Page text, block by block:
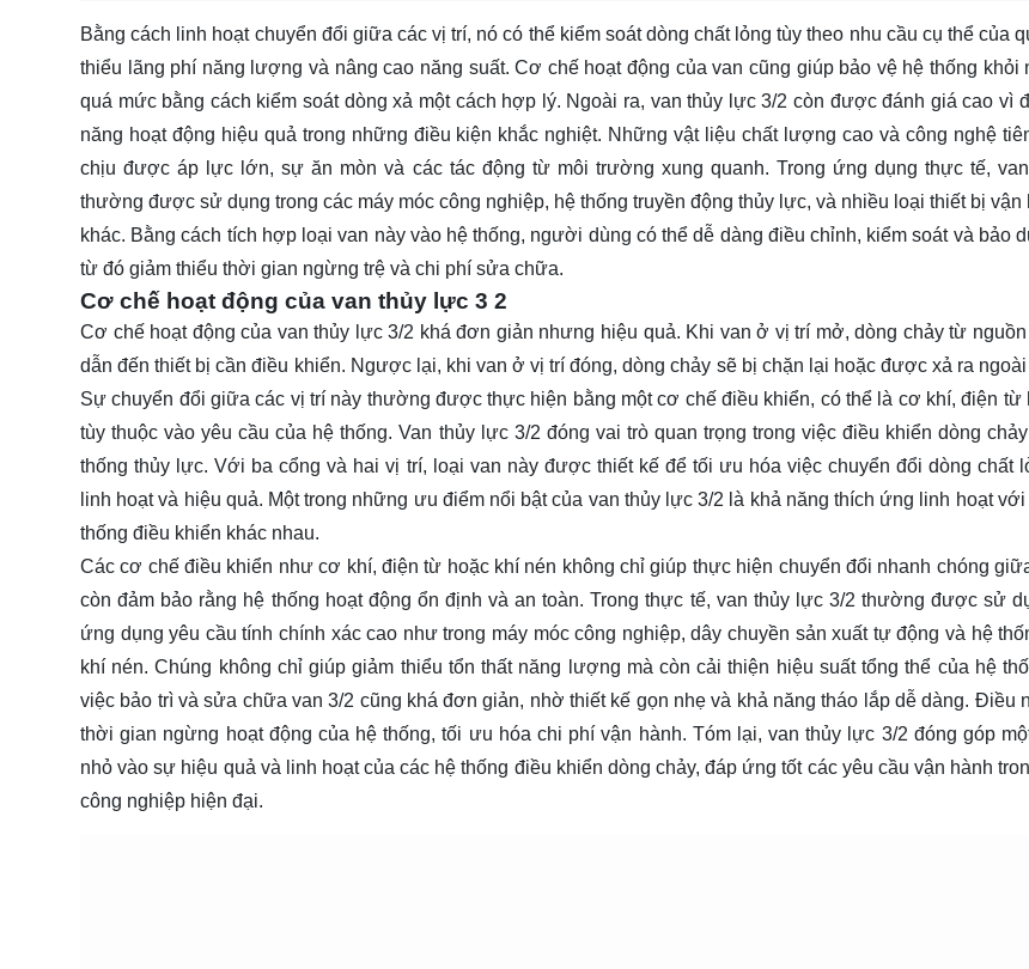
Bằng cách linh hoạt chuyển đổi giữa các vị trí, nó có thể kiểm soát dòng chất lỏng tùy theo nhu cầu cụ thể của
thiểu lãng phí năng lượng và nâng cao năng suất. Cơ chế hoạt động của van cũng giúp bảo vệ hệ thống khỏi
quá mức bằng cách kiểm soát dòng xả một cách hợp lý. Ngoài ra, van thủy lực 3/2 còn được đánh giá cao vì
năng hoạt động hiệu quả trong những điều kiện khắc nghiệt. Những vật liệu chất lượng cao và công nghệ
chịu được áp lực lớn, sự ăn mòn và các tác động từ môi trường xung quanh. Trong ứng dụng thực tế,
thường được sử dụng trong các máy móc công nghiệp, hệ thống truyền động thủy lực, và nhiều loại thiết bị vận
khác. Bằng cách tích hợp loại van này vào hệ thống, người dùng có thể dễ dàng điều chỉnh, kiểm soát và bảo
từ đó giảm thiểu thời gian ngừng trệ và chi phí sửa chữa.
Cơ chế hoạt động của van thủy lực 3 2
Cơ chế hoạt động của van thủy lực 3/2 khá đơn giản nhưng hiệu quả. Khi van ở vị trí mở, dòng chảy từ
dẫn đến thiết bị cần điều khiển. Ngược lại, khi van ở vị trí đóng, dòng chảy sẽ bị chặn lại hoặc được xả ra
Sự chuyển đổi giữa các vị trí này thường được thực hiện bằng một cơ chế điều khiển, có thể là cơ khí, điện từ
tùy thuộc vào yêu cầu của hệ thống. Van thủy lực 3/2 đóng vai trò quan trọng trong việc điều khiển dòng
thống thủy lực. Với ba cổng và hai vị trí, loại van này được thiết kế để tối ưu hóa việc chuyển đổi dòng chất
linh hoạt và hiệu quả. Một trong những ưu điểm nổi bật của van thủy lực 3/2 là khả năng thích ứng linh hoạt
thống điều khiển khác nhau.
Các cơ chế điều khiển như cơ khí, điện từ hoặc khí nén không chỉ giúp thực hiện chuyển đổi nhanh chóng
còn đảm bảo rằng hệ thống hoạt động ổn định và an toàn. Trong thực tế, van thủy lực 3/2 thường được sử
ứng dụng yêu cầu tính chính xác cao như trong máy móc công nghiệp, dây chuyền sản xuất tự động và hệ
khí nén. Chúng không chỉ giúp giảm thiểu tổn thất năng lượng mà còn cải thiện hiệu suất tổng thể của hệ
việc bảo trì và sửa chữa van 3/2 cũng khá đơn giản, nhờ thiết kế gọn nhẹ và khả năng tháo lắp dễ dàng. Điều
thời gian ngừng hoạt động của hệ thống, tối ưu hóa chi phí vận hành. Tóm lại, van thủy lực 3/2 đóng góp
nhỏ vào sự hiệu quả và linh hoạt của các hệ thống điều khiển dòng chảy, đáp ứng tốt các yêu cầu vận hành
công nghiệp hiện đại.